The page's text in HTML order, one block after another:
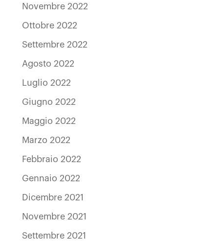
Novembre 2022
Ottobre 2022
Settembre 2022
Agosto 2022
Luglio 2022
Giugno 2022
Maggio 2022
Marzo 2022
Febbraio 2022
Gennaio 2022
Dicembre 2021
Novembre 2021
Settembre 2021